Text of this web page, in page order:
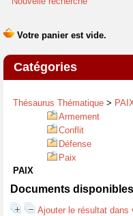
Catégories
Thésaurus Thématique >
Armement
Conflit
Défense
Paix
PAIX
Documents
Ajouter le résultat dans